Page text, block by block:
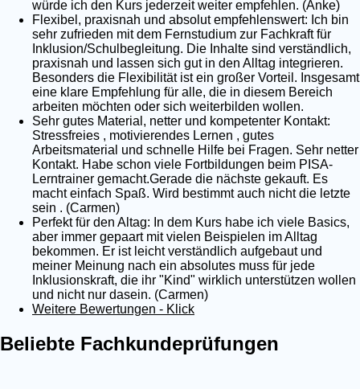
würde ich den Kurs jederzeit weiter empfehlen. (Anke)
Flexibel, praxisnah und absolut empfehlenswert: Ich bin
sehr zufrieden mit dem Fernstudium zur Fachkraft für
Inklusion/Schulbegleitung. Die Inhalte sind verständlich,
praxisnah und lassen sich gut in den Alltag integrieren.
Besonders die Flexibilität ist ein großer Vorteil. Insgesamt
eine klare Empfehlung für alle, die in diesem Bereich
arbeiten möchten oder sich weiterbilden wollen.
Sehr gutes Material, netter und kompetenter Kontakt:
Stressfreies , motivierendes Lernen , gutes
Arbeitsmaterial und schnelle Hilfe bei Fragen. Sehr netter
Kontakt. Habe schon viele Fortbildungen beim PISA-
Lerntrainer gemacht.Gerade die nächste gekauft. Es
macht einfach Spaß. Wird bestimmt auch nicht die letzte
sein . (Carmen)
Perfekt für den Altag: In dem Kurs habe ich viele Basics,
aber immer gepaart mit vielen Beispielen im Alltag
bekommen. Er ist leicht verständlich aufgebaut und
meiner Meinung nach ein absolutes muss für jede
Inklusionskraft, die ihr "Kind" wirklich unterstützen wollen
und nicht nur dasein. (Carmen)
Weitere Bewertungen - Klick
Beliebte Fachkundeprüfungen